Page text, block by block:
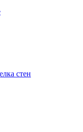
стен